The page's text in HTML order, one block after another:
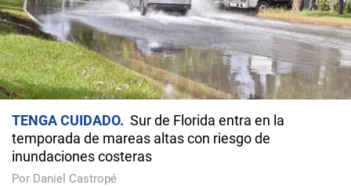
TENGA CUIDADO
Sur de Florida entra en la
temporada de mareas altas con riesgo de
inundaciones costeras
Por Daniel Castropé